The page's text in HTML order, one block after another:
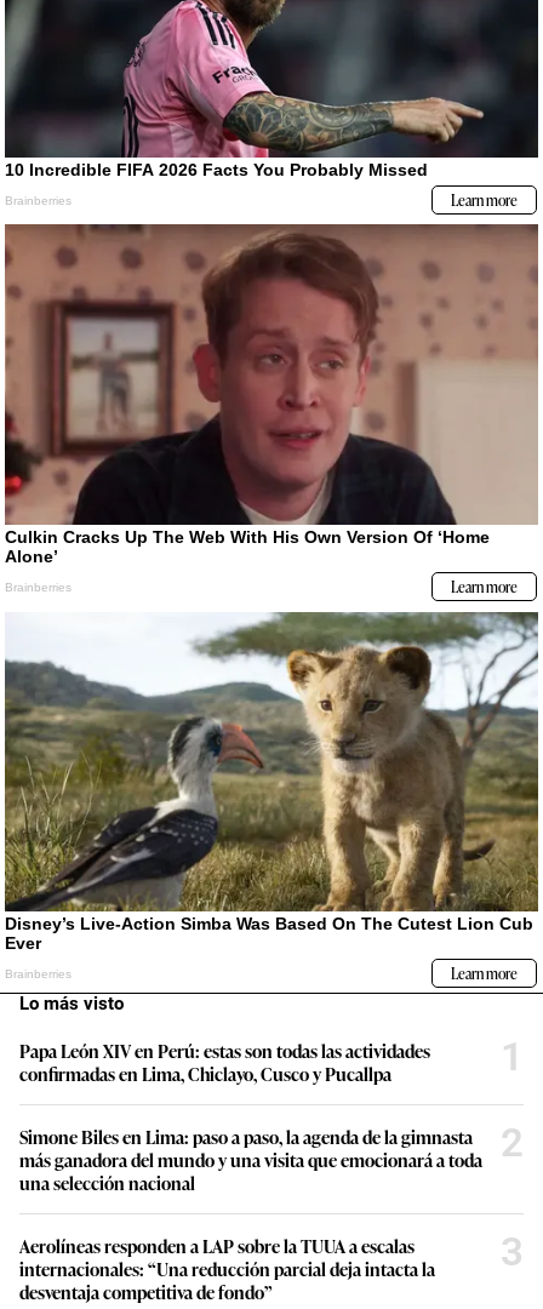
Lo más visto
Papa León XIV en Perú: estas son todas las actividades
confirmadas en Lima, Chiclayo, Cusco y Pucallpa
1
Simone Biles en Lima: paso a paso, la agenda de la gimnasta
más ganadora del mundo y una visita que emocionará a toda
una selección nacional
2
Aerolíneas responden a LAP sobre la TUUA a escalas
internacionales: “Una reducción parcial deja intacta la
desventaja competitiva de fondo”
3